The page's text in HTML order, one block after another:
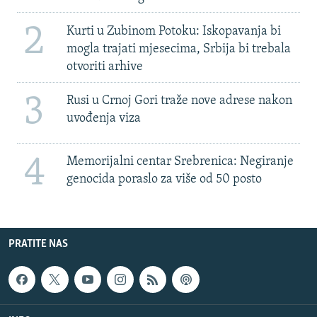
2
Kurti u Zubinom Potoku: Iskopavanja bi
mogla trajati mjesecima, Srbija bi trebala
otvoriti arhive
3
Rusi u Crnoj Gori traže nove adrese nakon
uvođenja viza
4
Memorijalni centar Srebrenica: Negiranje
genocida poraslo za više od 50 posto
PRATITE NAS